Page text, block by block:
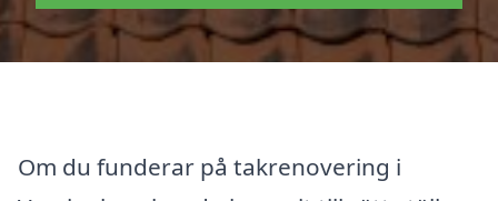
Om du funderar på takrenovering i